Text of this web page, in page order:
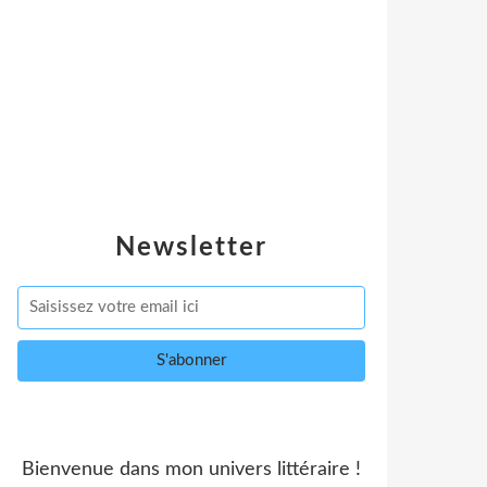
Newsletter
Bienvenue dans mon univers littéraire !